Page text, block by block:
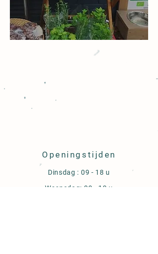
Openingstijden
Dinsdag : 09 - 18 u
Woensdag: 09 - 18 u